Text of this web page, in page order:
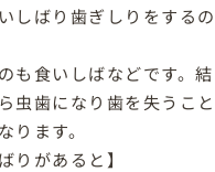
しばり歯ぎしりをするの
も食いしばなどです。結
虫歯になり歯を失うこと
ります。
りがあると】